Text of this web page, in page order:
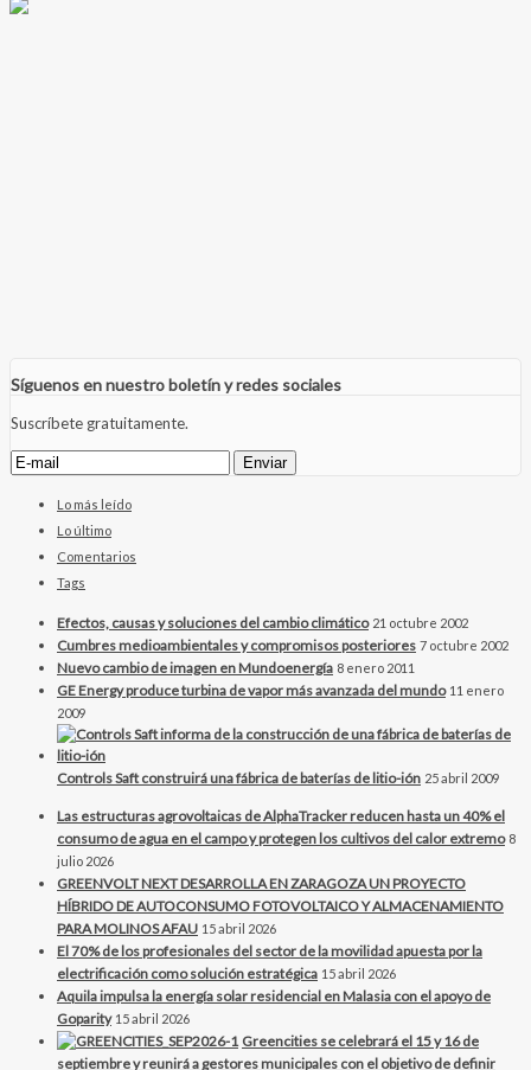
Síguenos en nuestro boletín y redes sociales
Suscríbete gratuitamente.
Lo más leído
Lo último
Comentarios
Tags
Efectos, causas y soluciones del cambio climático 21 octubre 2002
Cumbres medioambientales y compromisos posteriores 7 octubre 2002
Nuevo cambio de imagen en Mundoenergía 8 enero 2011
GE Energy produce turbina de vapor más avanzada del mundo 11 enero
2009
Controls Saft construirá una fábrica de baterías de litio-ión 25 abril 2009
Las estructuras agrovoltaicas de AlphaTracker reducen hasta un 40% el
consumo de agua en el campo y protegen los cultivos del calor extremo 8
julio 2026
GREENVOLT NEXT DESARROLLA EN ZARAGOZA UN PROYECTO
HÍBRIDO DE AUTOCONSUMO FOTOVOLTAICO Y ALMACENAMIENTO
PARA MOLINOS AFAU 15 abril 2026
El 70% de los profesionales del sector de la movilidad apuesta por la
electrificación como solución estratégica 15 abril 2026
Aquila impulsa la energía solar residencial en Malasia con el apoyo de
Goparity 15 abril 2026
Greencities se celebrará el 15 y 16 de
septiembre y reunirá a gestores municipales con el objetivo de definir